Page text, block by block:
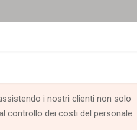
i nostri clienti non solo
controllo dei costi del personale